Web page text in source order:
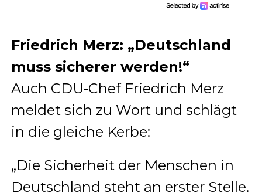
Friedrich Merz: „Deutschland
muss sicherer werden!“
Auch CDU-Chef Friedrich Merz
meldet sich zu Wort und schlägt
in die gleiche Kerbe:
„Die Sicherheit der Menschen in
Deutschland steht an erster Stelle.